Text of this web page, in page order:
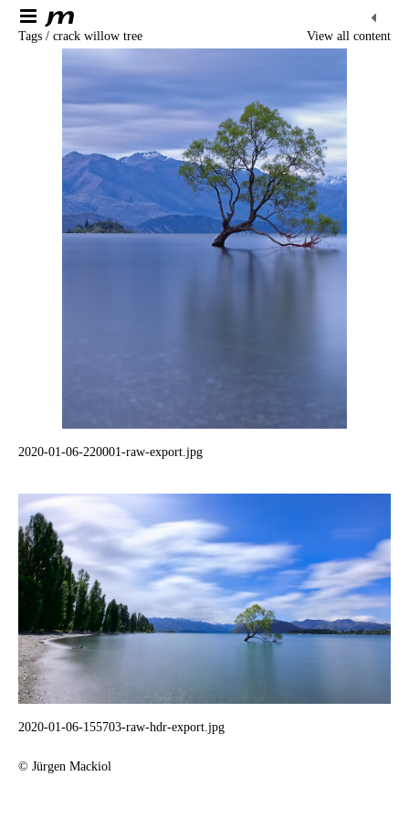
View all content
Tags / crack willow tree
2020-01-06-220001-raw-export.jpg
2020-01-06-155703-raw-hdr-export.jpg
© Jürgen Mackiol